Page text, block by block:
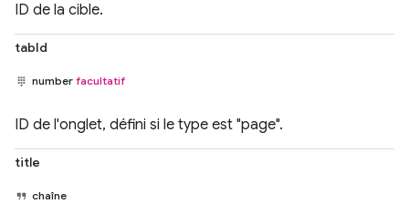
ID de la cible.
tabId
number facultatif
ID de l'onglet, défini si le type est "page".
title
chaîne